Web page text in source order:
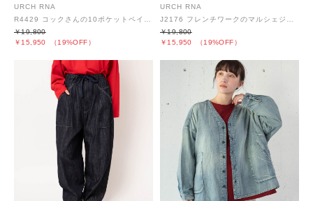
URCH RNA
R4429 コックさんの10ポケットペインターパンツ
￥15,950 （19%OFF）
￥19,800
URCH RNA
J2176 フレンチワークのマルシェジャケット
￥15,950 （19%OFF）
￥19,800